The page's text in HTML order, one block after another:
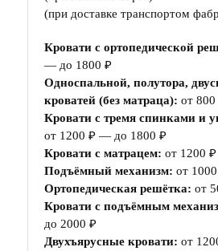
(при доставке транспортом
Кровати с ортопедической
— до 1800 ₽
Односпальной, полутора,
кроватей (без матраца): от
Кровати с тремя спинками и
от 1200 ₽ — до 1800 ₽
Кровати с матрацем: от 1200
Подъёмный механизм: от
Ортопедическая решётка: от
Кровати с подъёмным
до 2000 ₽
Двухъярусные кровати: от